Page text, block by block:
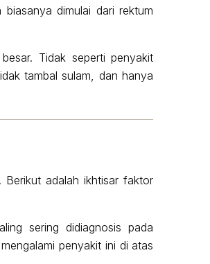
dimulai dari rektum
Tidak seperti penyakit
tambal sulam, dan hanya
adalah ikhtisar faktor
sering didiagnosis pada
penyakit ini di atas